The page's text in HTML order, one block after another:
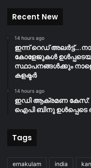
Recent New
14 hours ago
ഇന്ന് റെഡ്
കോളേജുകൾ
സ്ഥാപനങ്ങൾക്കും
കളക്ടർ
14 hours ago
ഇഡി ആക്രമണ കേസ്:
ഐപി ബിനു ഉൾപ്പെടെ
Tags
ernakulam india